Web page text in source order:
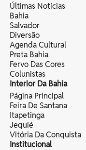
Últimas Notícias
Bahia
Salvador
Diversão
Agenda Cultural
Preta Bahia
Fervo Das Cores
Colunistas
Interior Da Bahia
Página Principal
Feira De Santana
Itapetinga
Jequié
Vitória Da Conquista
Institucional